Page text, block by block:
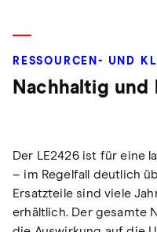
RESSOURCEN- UND
Nachhaltig und
Der LE2426 ist für eine
– im Regelfall deutlich
Ersatzteile sind viele
erhältlich. Der gesamte